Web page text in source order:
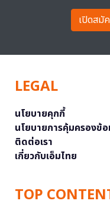
เปิดสมั
LEGAL
นโยบายคุกกี้
นโยบายการคุ้มครองข้
ติดต่อเรา
เกี่ยวกับเอ็มไทย
TOP